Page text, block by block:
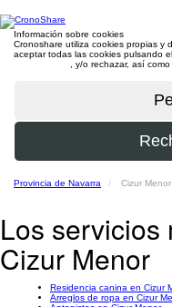
Información sobre cookies
Cronoshare utiliza cookies propias y
aceptar todas las cookies pulsando
, y/o rechazar, así
Provincia de Navarra Cizur Menor
Los servicios
Cizur Menor
Residencia canina en Cizur
Arreglos de ropa en Cizur